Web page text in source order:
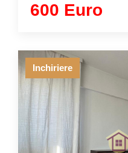
600 Euro
Inchiriere